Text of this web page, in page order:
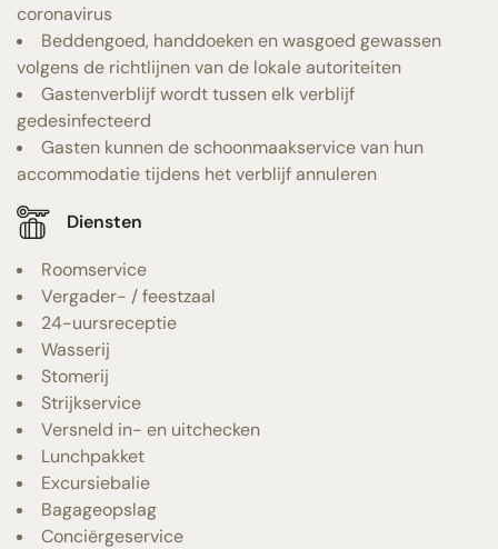
coronavirus
Beddengoed, handdoeken en wasgoed gewassen
volgens de richtlijnen van de lokale autoriteiten
Gastenverblijf wordt tussen elk verblijf
gedesinfecteerd
Gasten kunnen de schoonmaakservice van hun
accommodatie tijdens het verblijf annuleren
Diensten
Roomservice
Vergader- / feestzaal
24-uursreceptie
Wasserij
Stomerij
Strijkservice
Versneld in- en uitchecken
Lunchpakket
Excursiebalie
Bagageopslag
Conciërgeservice